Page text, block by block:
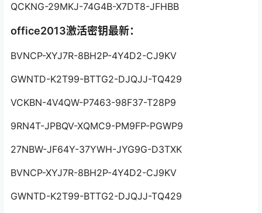
QCKNG-29MKJ-74G4B-X7DT8-JFHBB
office2013激活密钥最新：
BVNCP-XYJ7R-8BH2P-4Y4D2-CJ9KV
GWNTD-K2T99-BTTG2-DJQJJ-TQ429
VCKBN-4V4QW-P7463-98F37-T28P9
9RN4T-JPBQV-XQMC9-PM9FP-PGWP9
27NBW-JF64Y-37YWH-JYG9G-D3TXK
BVNCP-XYJ7R-8BH2P-4Y4D2-CJ9KV
GWNTD-K2T99-BTTG2-DJQJJ-TQ429